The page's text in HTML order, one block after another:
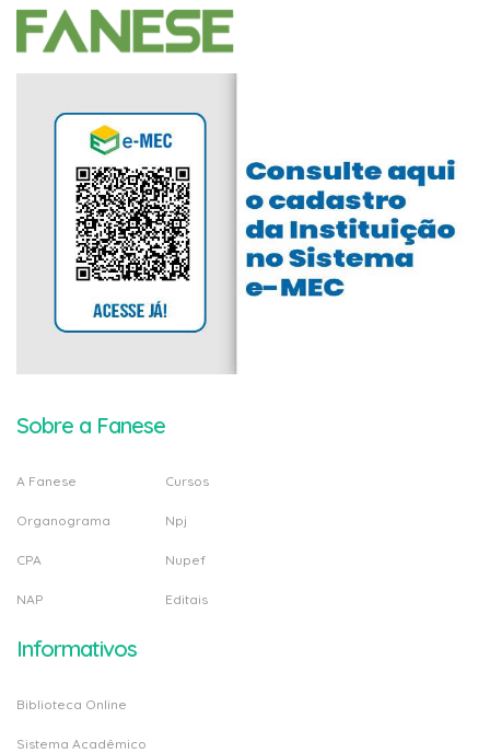
Sobre a Fanese
A Fanese
Organograma
CPA
NAP
Cursos
Npj
Nupef
Editais
Informativos
Biblioteca Online
Sistema Acadêmico